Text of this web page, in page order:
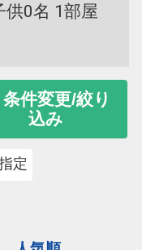
供0名 1部屋
条件変更/絞り
込み
定